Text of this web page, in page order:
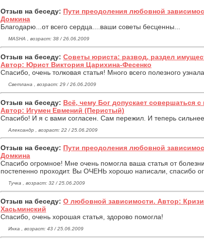
Отзыв на беседу: Пути преодоления любовной
Домкина
Благодарю...от всего сердца....ваши советы бесценны...
MASHA , возраст: 38 / 26.06.2009
Отзыв на беседу: Советы юриста: развод, раздел
Автор: Юрист Виктория Царихина-Фесенко
Спасибо, очень толковая статья! Много всего полезного
Светлана , возраст: 29 / 26.06.2009
Отзыв на беседу: Всё, чему Бог допускает совершаться
Автор: Игумен Евмений (Перистый)
Спасибо! И я с вами согласен. Сам пережил. И теперь
Александр , возраст: 22 / 25.06.2009
Отзыв на беседу: Пути преодоления любовной
Домкина
Спасибо огромное! Мне очень помогла ваша статья от
постепенно проходит. Вы ОЧЕНЬ хорошо написали, спасибо
Тучка , возраст: 32 / 25.06.2009
Отзыв на беседу: О любовной зависимости. Автор:
Хасьминский
Спасибо, очень хорошая статья, здорово помогла!
Инка , возраст: 43 / 25.06.2009